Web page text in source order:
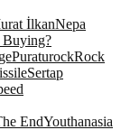
İlkanNepa
Buying?
PuraturockRock
Sertap
EndYouthanasia